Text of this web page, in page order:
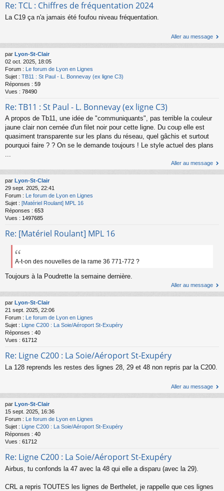
Re: TCL : Chiffres de fréquentation 2024
La C19 ça n'a jamais été foufou niveau fréquentation.
Aller au message
par Lyon-St-Clair
02 oct. 2025, 18:05
Forum : Le forum de Lyon en Lignes
Sujet : TB11 : St Paul - L. Bonnevay (ex ligne C3)
Réponses : 59
Vues : 78490
Re: TB11 : St Paul - L. Bonnevay (ex ligne C3)
A propos de Tb11, une idée de "communiquants", pas terrible la couleur
jaune clair non cernée d'un filet noir pour cette ligne. Du coup elle est
quasiment transparente sur les plans du réseau, quel gâchis et surtout
pourquoi faire ? ? On se le demande toujours ! Le style actuel des plans
...
Aller au message
par Lyon-St-Clair
29 sept. 2025, 22:41
Forum :
Le forum de Lyon en Lignes
Sujet : [Matériel Roulant] MPL 16
Réponses : 653
Vues : 1497685
Re: [Matériel Roulant] MPL 16
A-t-on des nouvelles de la rame 36 771-772 ?
Toujours à la Poudrette la semaine dernière.
Aller au message
par Lyon-St-Clair
21 sept. 2025, 22:06
Forum : Le forum de Lyon en Lignes
Sujet : Ligne C200 : La Soie/Aéroport St-Exupéry
Réponses : 40
Vues : 61712
Re: Ligne C200 : La Soie/Aéroport St-Exupéry
La 128 reprends les restes des lignes 28, 29 et 48 non repris par la C200.
Aller au message
par Lyon-St-Clair
15 sept. 2025, 16:36
Forum : Le forum de Lyon en Lignes
Sujet : Ligne C200 : La Soie/Aéroport St-Exupéry
Réponses : 40
Vues : 61712
Re: Ligne C200 : La Soie/Aéroport St-Exupéry
Airbus, tu confonds la 47 avec la 48 qui elle a disparu (avec la 29).
CRL a repris TOUTES les lignes de Berthelet, je rappelle que ces lignes